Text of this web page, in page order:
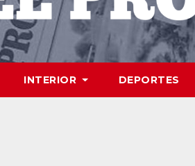
INTERIOR DEPORTES